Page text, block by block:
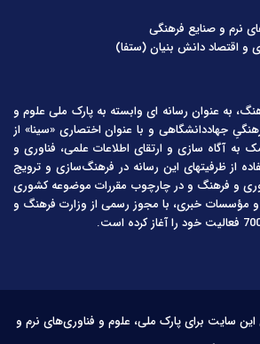
نرم و صنایع فرهنگی
و اقتصاد دانش بنیان (ستفا)
به عنوان رسانه ای وابسته به پارک ملی علوم و
جهاددانشگاهی و با عنوان اختصاری «سینا» از
به منظور کمک به آگاه سازی و ارتقای اطلاعات علمی، فناوری و
از ظرفیتهای این رسانه در فرهنگ‌سازی و ترویج
و فرهنگ و در چارچوب مقررات موضوعه کشوری
و مؤسسات خبری، با مجوز رسمی از وزارت فرهنگ و
سایت برای پارک ملی، علوم و فناوری‌های نرم و